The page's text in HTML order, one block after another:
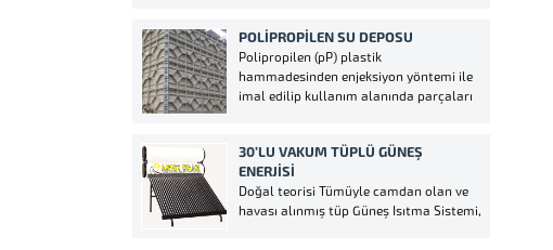
olabilir. Şamandıra topu çıkmış olabilir.
Çekvalf arızalanmıştır ya da pislik,
tortu, veya kireç yapışmıştır. Eğer
enerjiniz belirli bir süre kullanılmamış
POLIPROPILEN SU DEPOSU
Polipropilen (pP) plastik
hammadesinden enjeksiyon yöntemi ile
imal edilip kullanım alanında parçaları
Fiyat olarak diğer tür depolara göre
yüksek maliyeti olduğu için özel
projelerde tercih edilerek
kullanılmaktadır.
30’LU VAKUM TÜPLÜ GÜNEŞ
ENERJISI
Doğal teorisi Tümüyle camdan olan ve
havası alınmış tüp Güneş Isıtma Sistemi,